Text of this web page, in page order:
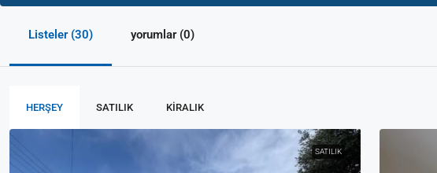
Listeler (30) yorumlar (0)
HERŞEY SATILIK KIRALIK
SATILIK